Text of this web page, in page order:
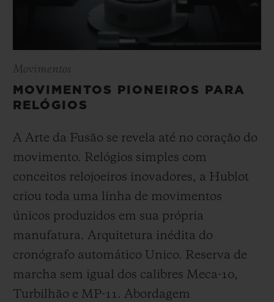
Movimentos
MOVIMENTOS PIONEIROS PARA
RELÓGIOS
A Arte da Fusão se revela até no coração do
movimento. Relógios simples com
conceitos relojoeiros inovadores, a Hublot
criou toda uma linha de movimentos
únicos produzidos em sua própria
manufatura. Arquitetura inédita do
cronógrafo automático Unico. Reserva de
marcha sem igual dos calibres Meca-10,
Turbilhão e MP-11. Abordagem